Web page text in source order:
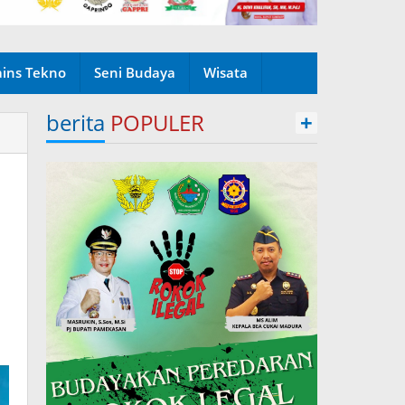
Tekno Seni Budaya Wisata
berita POPULER +